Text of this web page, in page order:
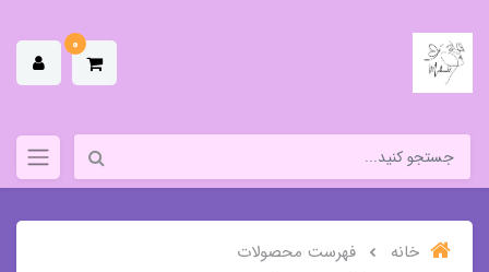
0
خانه
فهرست محصولات